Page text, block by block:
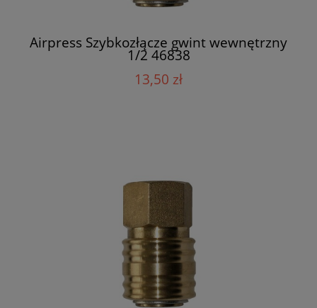
Airpress Szybkozłącze gwint wewnętrzny
1/2 46838
13,50 zł